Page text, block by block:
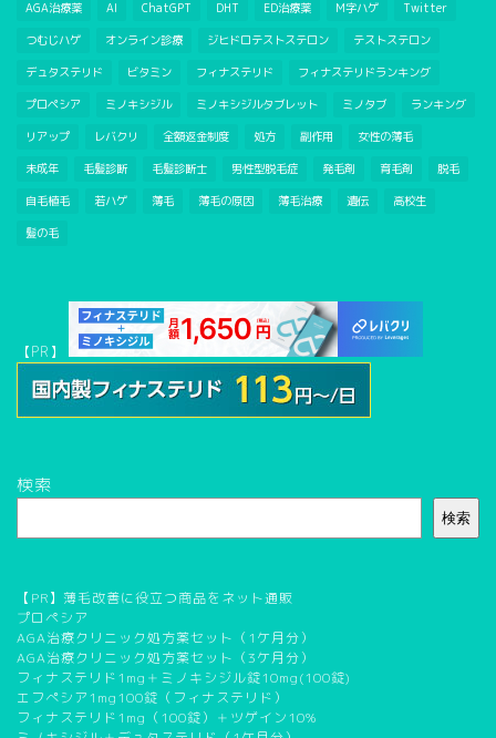
AGA治療薬 AI ChatGPT DHT ED治療薬 M字ハゲ Twitter
つむじハゲ オンライン診療 ジヒドロテストステロン テストステロン
デュタステリド ビタミン フィナステリド フィナステリドランキング
プロペシア ミノキシジル ミノキシジルタブレット ミノタブ ランキング
リアップ レバクリ 全額返金制度 処方 副作用 女性の薄毛
未成年 毛髪診断 毛髪診断士 男性型脱毛症 発毛剤 育毛剤 脱毛
自毛植毛 若ハゲ 薄毛 薄毛の原因 薄毛治療 遺伝 高校生
髪の毛
【PR】
検索
検索
【PR】薄毛改善に役立つ商品をネット通販
プロペシア
AGA治療クリニック処方薬セット（1ケ月分）
AGA治療クリニック処方薬セット（3ケ月分）
フィナステリド1mg＋ミノキシジル錠10mg(100錠)
エフぺシア1mg100錠（フィナステリド）
フィナステリド1mg（100錠）＋ツゲイン10%